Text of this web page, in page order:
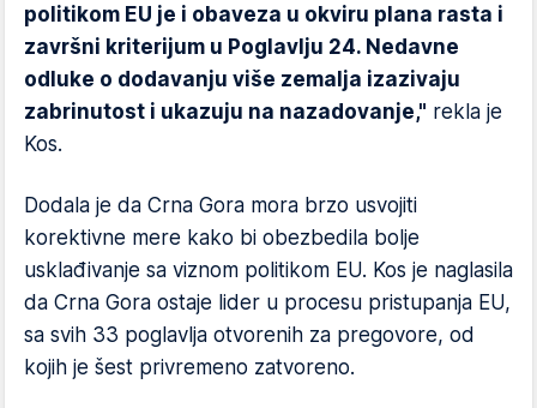
politikom EU je i obaveza u okviru plana rasta i
završni kriterijum u Poglavlju 24. Nedavne
odluke o dodavanju više zemalja izazivaju
zabrinutost i ukazuju na nazadovanje," rekla je
Kos.
Dodala je da Crna Gora mora brzo usvojiti
korektivne mere kako bi obezbedila bolje
usklađivanje sa viznom politikom EU. Kos je naglasila
da Crna Gora ostaje lider u procesu pristupanja EU,
sa svih 33 poglavlja otvorenih za pregovore, od
kojih je šest privremeno zatvoreno.